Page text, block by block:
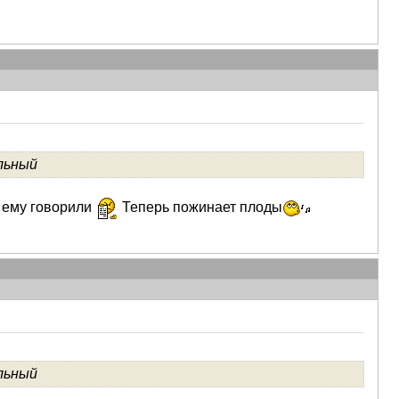
говорили Теперь пожинает плоды